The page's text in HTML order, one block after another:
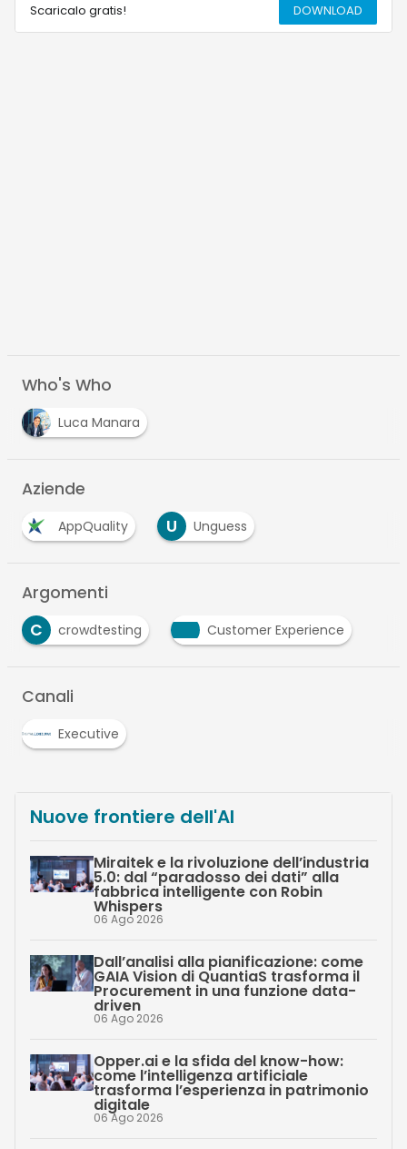
Scaricalo gratis! DOWNLOAD
Who's Who
Luca Manara
Aziende
AppQuality U Unguess
Argomenti
C
crowdtesting Customer Experience
Canali
Executive
Nuove frontiere dell'AI
Miraitek e la rivoluzione dell’industria
5.0: dal “paradosso dei dati” alla
fabbrica intelligente con Robin
Whispers
06 Ago 2026
Dall’analisi alla pianificazione: come
GAIA Vision di QuantiaS trasforma il
Procurement in una funzione data-
driven
06 Ago 2026
Opper.ai e la sfida del know-how:
come l’intelligenza artificiale
trasforma l’esperienza in patrimonio
digitale
06 Ago 2026